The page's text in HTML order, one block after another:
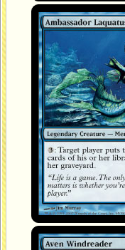
Ambassadeur Laquatus
Avemain déchiffre-vent